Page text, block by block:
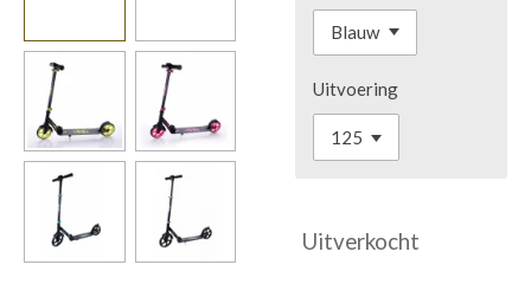
Uitvoering
Uitverkocht